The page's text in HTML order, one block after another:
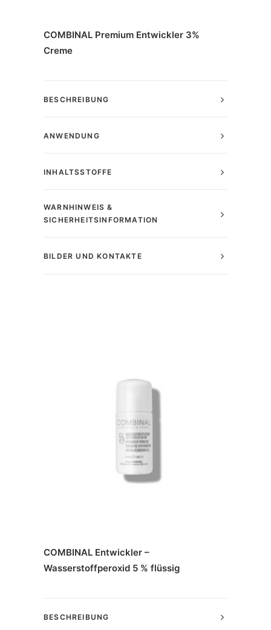
COMBINAL Premium Entwickler 3%
Creme
BESCHREIBUNG
ANWENDUNG
INHALTSSTOFFE
WARNHINWEIS &
SICHERHEITSINFORMATION
BILDER UND KONTAKTE
COMBINAL Entwickler –
Wasserstoffperoxid 5 % flüssig
BESCHREIBUNG